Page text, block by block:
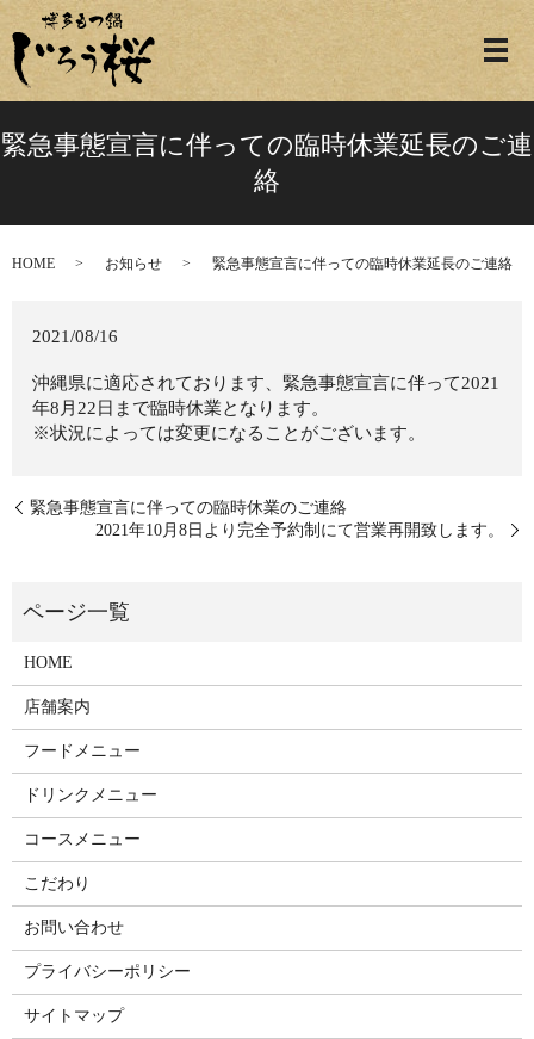
緊急事態宣言に伴っての臨時休業延長のご連
絡
HOME お知らせ 緊急事態宣言に伴っての臨時休業延長のご連絡
2021/08/16
沖縄県に適応されております、緊急事態宣言に伴って2021
年8月22日まで臨時休業となります。
※状況によっては変更になることがございます。
緊急事態宣言に伴っての臨時休業のご連絡
2021年10月8日より完全予約制にて営業再開致します。
HOME
店舗案内
フードメニュー
ドリンクメニュー
コースメニュー
こだわり
お問い合わせ
プライバシーポリシー
サイトマップ